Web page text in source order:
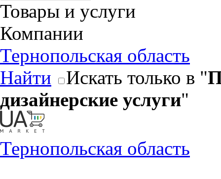
Товары и услуги
Компании
Тернопольская область
Найти
Искать только в "
дизайнерские услуги"
Тернопольская область